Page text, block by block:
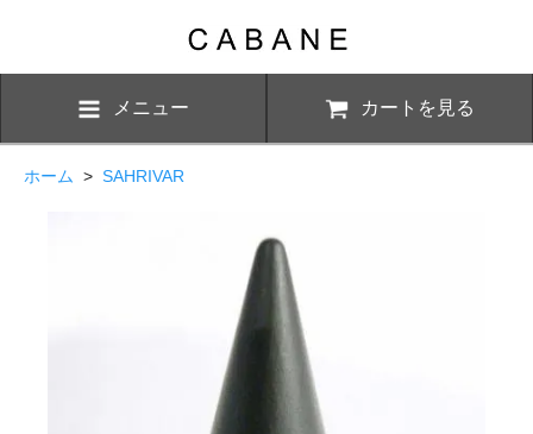
メニュー カートを見る
ホーム > SAHRIVAR